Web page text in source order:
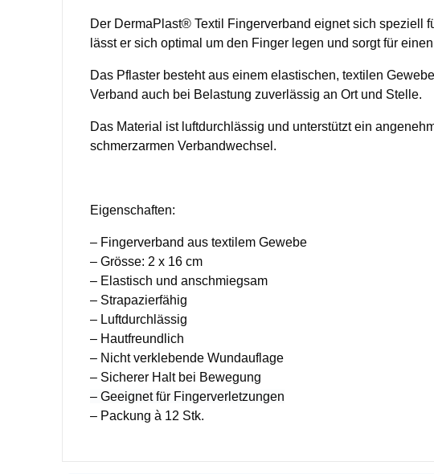
Der DermaPlast® Textil Fingerverband eignet sich speziell
lässt er sich optimal um den Finger legen und sorgt für
Das Pflaster besteht aus einem elastischen, textilen
Verband auch bei Belastung zuverlässig an Ort und Stelle.
Das Material ist luftdurchlässig und unterstützt ein
schmerzarmen Verbandwechsel.
Eigenschaften:
– Fingerverband aus textilem Gewebe
– Grösse: 2 x 16 cm
– Elastisch und anschmiegsam
– Strapazierfähig
– Luftdurchlässig
– Hautfreundlich
– Nicht verklebende Wundauflage
– Sicherer Halt bei Bewegung
– Geeignet für Fingerverletzungen
– Packung à 12 Stk.